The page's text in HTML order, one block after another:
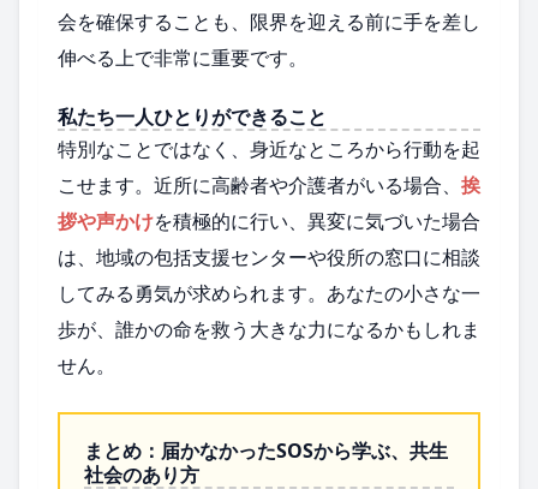
会を確保することも、限界を迎える前に手を差し
伸べる上で非常に重要です。
私たち一人ひとりができること
特別なことではなく、身近なところから行動を起
こせます。近所に高齢者や介護者がいる場合、 挨
拶や声かけを積極的に行い、異変に気づいた場合
は、地域の包括支援センターや役所の窓口に相談
してみる勇気が求められます。あなたの小さな一
歩が、誰かの命を救う大きな力になるかもしれま
せん。
まとめ：届かなかったSOSから学ぶ、共生
社会のあり方